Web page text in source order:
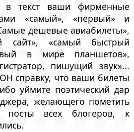
текст ваши фирменные
«самый», «первый» и
дешевые авиабилеты»,
сайт», «самый быстрый
в мире планшетов»,
пишущий звук»...
справку, что ваши билеты
уймите поэтический дар
желающего пометить
посты всех блогеров, к